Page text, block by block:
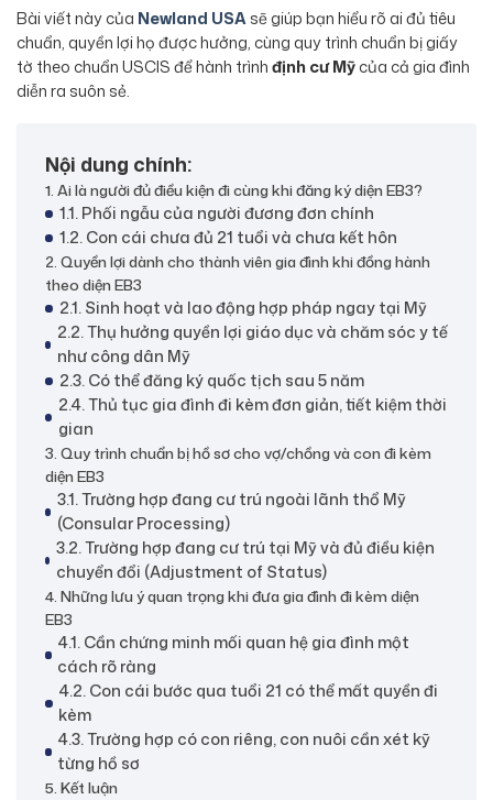
Bài viết này của Newland USAsẽ giúp bạn hiểu rõ ai đủ tiêu
chuẩn, quyền lợi họ được hưởng, cùng quy trình chuẩn bị giấy
tờ theo chuẩn USCIS để hành trìnhđịnh cư Mỹcủa cả gia đình
diễn ra suôn sẻ.
Nội dung chính:
1. Ai là người đủ điều kiện đi cùng khi đăng ký diện EB3?
1.1. Phối ngẫu của người đương đơn chính
1.2. Con cái chưa đủ 21 tuổi và chưa kết hôn
2. Quyền lợi dành cho thành viên gia đình khi đồng hành
theo diện EB3
2.1. Sinh hoạt và lao động hợp pháp ngay tại Mỹ
2.2. Thụ hưởng quyền lợi giáo dục và chăm sóc y tế
như công dân Mỹ
2.3. Có thể đăng ký quốc tịch sau 5 năm
2.4. Thủ tục gia đình đi kèm đơn giản, tiết kiệm thời
gian
3. Quy trình chuẩn bị hồ sơ cho vợ/chồng và con đi kèm
diện EB3
3.1. Trường hợp đang cư trú ngoài lãnh thổ Mỹ
(Consular Processing)
3.2. Trường hợp đang cư trú tại Mỹ và đủ điều kiện
chuyển đổi (Adjustment of Status)
4. Những lưu ý quan trọng khi đưa gia đình đi kèm diện
EB3
4.1. Cần chứng minh mối quan hệ gia đình một
cách rõ ràng
4.2. Con cái bước qua tuổi 21 có thể mất quyền đi
kèm
4.3. Trường hợp có con riêng, con nuôi cần xét kỹ
từng hồ sơ
5. Kết luận